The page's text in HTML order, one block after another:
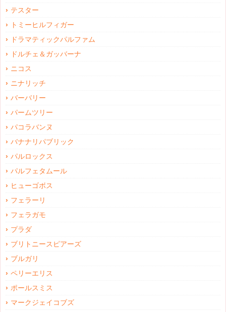
テスター
トミーヒルフィガー
ドラマティックパルファム
ドルチェ＆ガッバーナ
ニコス
ニナリッチ
バーバリー
パームツリー
パコラバンヌ
バナナリパブリック
パルロックス
パルフェタムール
ヒューゴボス
フェラーリ
フェラガモ
プラダ
ブリトニースピアーズ
ブルガリ
ペリーエリス
ポールスミス
マークジェイコブズ